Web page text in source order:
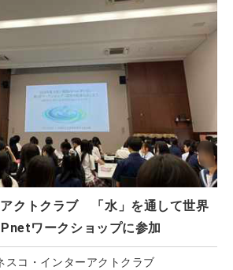
クトクラブ 「水」を通して世界
ワークショップに参加
スコ・インターアクトクラブ